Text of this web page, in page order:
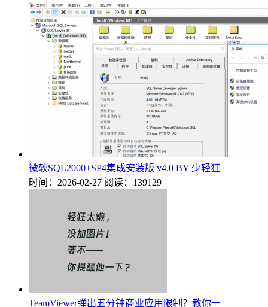
微软SQL2000+SP4集成安装版 v4.0 BY 少轻狂
时间：2026-02-27 阅读：139129
TeamViewer弹出五分钟商业应用限制？教你一